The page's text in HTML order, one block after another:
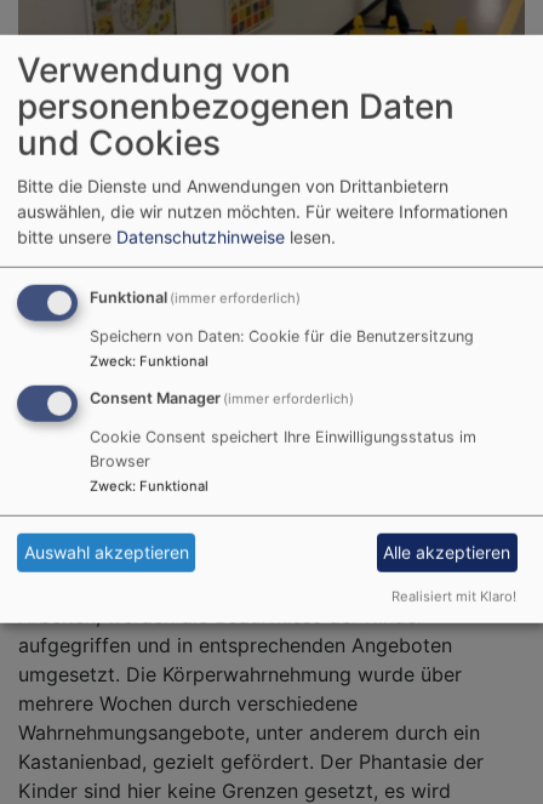
Bildrechte KiTa Abenteuerland Eschau
Der Flur ist ein zentraler Begegnungspunkt in der KiTa
und orientiert sich immer an den aktuellen
Bedürfnissen der Kinder.
Hier entstehen Projekte, die sich über Wochen
entwickeln und wachsen. Aus einem Bastelangebot
„Piraten- Augenklappe“ im Atelier, ist beispielsweise
ein Piratenschiff im Flur entstanden.
Durch Beobachtung und intensives Kind orientiertes
aufgegriffen und in entsprechenden Angeboten
umgesetzt. Die Körperwahrnehmung wurde über
mehrere Wochen durch verschiedene
Wahrnehmungsangebote, unter anderem durch ein
Kastanienbad, gezielt gefördert. Der Phantasie der
Kinder sind hier keine Grenzen gesetzt, es wird
Verwendung von
personenbezogenen Daten
und Cookies
Bitte die Dienste und Anwendungen von Drittanbietern
auswählen, die wir nutzen möchten. Für weitere Informationen
bitte unsere Datenschutzhinweise lesen.
Funktional (immer erforderlich)
Speichern von Daten: Cookie für die Benutzersitzung
Zweck: Funktional
Consent Manager (immer erforderlich)
Cookie Consent speichert Ihre Einwilligungsstatus im
Browser
Zweck: Funktional
Auswahl akzeptieren Alle akzeptieren
Realisiert mit Klaro!